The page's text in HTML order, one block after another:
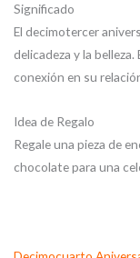
Significado
El decimotercer
delicadeza y la
conexión en su
Idea de Regalo
Regale una pieza de
chocolate para una